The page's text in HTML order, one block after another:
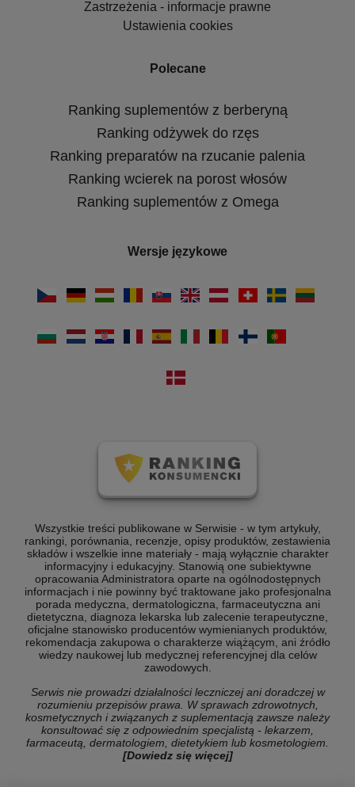
Zastrzeżenia - informacje prawne
Ustawienia cookies
Polecane
Ranking suplementów z berberyną
Ranking odżywek do rzęs
Ranking preparatów na rzucanie palenia
Ranking wcierek na porost włosów
Ranking suplementów z Omega
Wersje językowe
Wszystkie treści publikowane w Serwisie - w tym artykuły,
rankingi, porównania, recenzje, opisy produktów, zestawienia
składów i wszelkie inne materiały - mają wyłącznie charakter
informacyjny i edukacyjny. Stanowią one subiektywne
opracowania Administratora oparte na ogólnodostępnych
informacjach i nie powinny być traktowane jako profesjonalna
porada medyczna, dermatologiczna, farmaceutyczna ani
dietetyczna, diagnoza lekarska lub zalecenie terapeutyczne,
oficjalne stanowisko producentów wymienianych produktów,
rekomendacja zakupowa o charakterze wiążącym, ani źródło
wiedzy naukowej lub medycznej referencyjnej dla celów
zawodowych.
Serwis nie prowadzi działalności leczniczej ani doradczej w
rozumieniu przepisów prawa. W sprawach zdrowotnych,
kosmetycznych i związanych z suplementacją zawsze należy
konsultować się z odpowiednim specjalistą - lekarzem,
farmaceutą, dermatologiem, dietetykiem lub kosmetologiem.
[Dowiedz się więcej]